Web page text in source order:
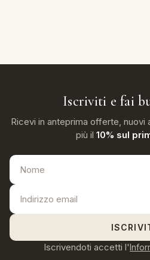
Iscriviti e fai
Ricevi in anteprima offerte, nuovi
più il 10% sul
Iscrivendoti accetti l'